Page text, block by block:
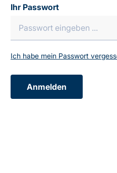
Ihr Passwort
Ich habe mein Passwort
Anmelden